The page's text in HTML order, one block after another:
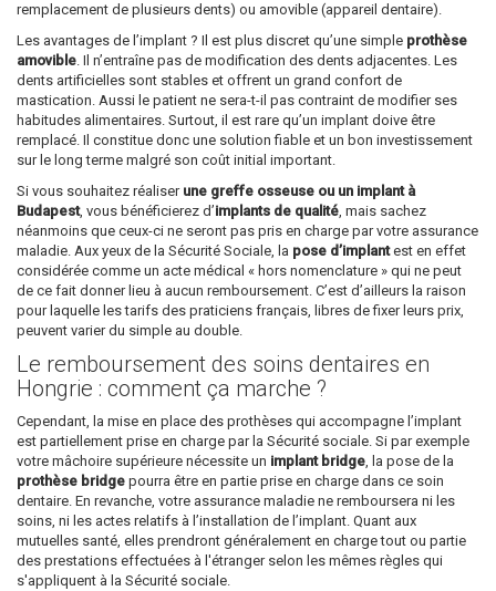
remplacement de plusieurs dents) ou amovible (appareil dentaire).
Les avantages de l’implant ? Il est plus discret qu’une simple prothèse
amovible. Il n’entraîne pas de modification des dents adjacentes. Les
dents artificielles sont stables et offrent un grand confort de
mastication. Aussi le patient ne sera-t-il pas contraint de modifier ses
habitudes alimentaires. Surtout, il est rare qu’un implant doive être
remplacé. Il constitue donc une solution fiable et un bon investissement
sur le long terme malgré son coût initial important.
Si vous souhaitez réaliser une greffe osseuse ou un implant à
Budapest, vous bénéficierez d’implants de qualité, mais sachez
néanmoins que ceux-ci ne seront pas pris en charge par votre assurance
maladie. Aux yeux de la Sécurité Sociale, la pose d’implantest en effet
considérée comme un acte médical « hors nomenclature » qui ne peut
de ce fait donner lieu à aucun remboursement. C’est d’ailleurs la raison
pour laquelle les tarifs des praticiens français, libres de fixer leurs prix,
peuvent varier du simple au double.
Le remboursement des soins dentaires en
Hongrie : comment ça marche ?
Cependant, la mise en place des prothèses qui accompagne l’implant
est partiellement prise en charge par la Sécurité sociale. Si par exemple
votre mâchoire supérieure nécessite un implant bridge, la pose de la
prothèse bridge pourra être en partie prise en charge dans ce soin
dentaire. En revanche, votre assurance maladie ne remboursera ni les
soins, ni les actes relatifs à l’installation de l’implant. Quant aux
mutuelles santé, elles prendront généralement en charge tout ou partie
des prestations effectuées à l'étranger selon les mêmes règles qui
s'appliquent à la Sécurité sociale.